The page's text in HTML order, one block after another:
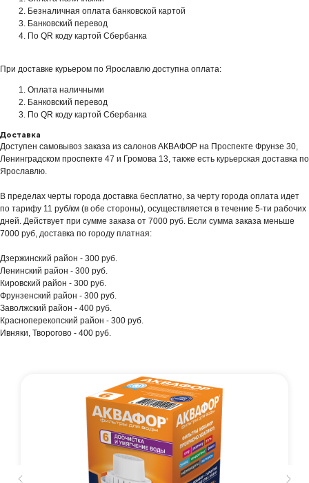
Безналичная оплата банковской картой
Банковский перевод
По QR коду картой Сбербанка
При доставке курьером по Ярославлю доступна оплата:
Оплата наличными
Банковский перевод
По QR коду картой Сбербанка
Доставка
Доступен самовывоз заказа из салонов АКВАФОР на Проспекте Фрунзе 30,
Ленинградском проспекте 47 и Громова 13, также есть курьерская доставка по
Ярославлю.
В пределах черты города доставка бесплатно, за черту города оплата идет
по тарифу 11 руб/км (в обе стороны), осуществляется в течение 5-ти рабочих
дней. Действует при сумме заказа от 7000 руб. Если сумма заказа меньше
7000 руб, доставка по городу платная:
Дзержинский район - 300 руб.
Ленинский район - 300 руб.
Кировский район - 300 руб.
Фрунзенский район - 300 руб.
Заволжский район - 400 руб.
Красноперекопский район - 300 руб.
Ивняки, Творогово - 400 руб.